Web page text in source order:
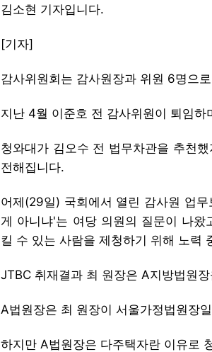
김소현 기자입니다.
[기자]
감사위원회는 감사원장과 위원 6명으
지난 4월 이준호 전 감사위원이 퇴임
청와대가 김오수 전 법무차관을 추천
전해집니다.
어제(29일) 국회에서 열린 감사원 업
게 아니냐'는 여당 의원의 질문이 나
킬 수 있는 사람을 제청하기 위해 노력
JTBC 취재결과 최 원장은 A지방법원
A법원장은 최 원장이 서울가정법원장
하지만 A법원장은 다주택자란 이유로